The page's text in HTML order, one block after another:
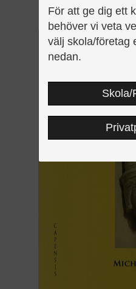
För att ge dig ett
behöver vi veta
välj skola/företag
nedan.
Skola/
Historia 4-